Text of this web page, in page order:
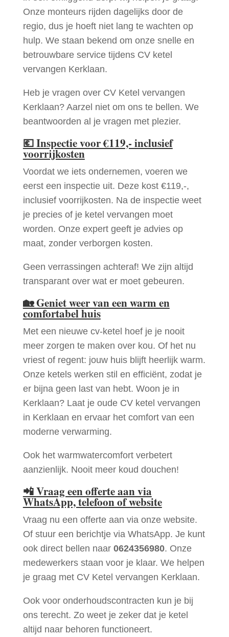
Onze monteurs rijden dagelijks door de
regio, dus je hoeft niet lang te wachten op
hulp. We staan bekend om onze snelle en
betrouwbare service tijdens CV ketel
vervangen Kerklaan.
Heb je vragen over CV Ketel vervangen
Kerklaan? Aarzel niet om ons te bellen. We
beantwoorden al je vragen met plezier.
💶Inspectie voor €119,- inclusief
voorrijkosten
Voordat we iets ondernemen, voeren we
eerst een inspectie uit. Deze kost €119,-,
inclusief voorrijkosten. Na de inspectie weet
je precies of je ketel vervangen moet
worden. Onze expert geeft je advies op
maat, zonder verborgen kosten.
Geen verrassingen achteraf! We zijn altijd
transparant over wat er moet gebeuren.
🏡Geniet weer van een warm en
comfortabel huis
Met een nieuwe cv-ketel hoef je je nooit
meer zorgen te maken over kou. Of het nu
vriest of regent: jouw huis blijft heerlijk warm.
Onze ketels werken stil en efficiënt, zodat je
er bijna geen last van hebt. Woon je in
Kerklaan? Laat je oude CV ketel vervangen
in Kerklaan en ervaar het comfort van een
moderne verwarming.
Ook het warmwatercomfort verbetert
aanzienlijk. Nooit meer koud douchen!
📲Vraag een offerte aan via
WhatsApp, telefoon of website
Vraag nu een offerte aan via onze website.
Of stuur een berichtje via WhatsApp. Je kunt
ook direct bellen naar 0624356980. Onze
medewerkers staan voor je klaar. We helpen
je graag met CV Ketel vervangen Kerklaan.
Ook voor onderhoudscontracten kun je bij
ons terecht. Zo weet je zeker dat je ketel
altijd naar behoren functioneert.